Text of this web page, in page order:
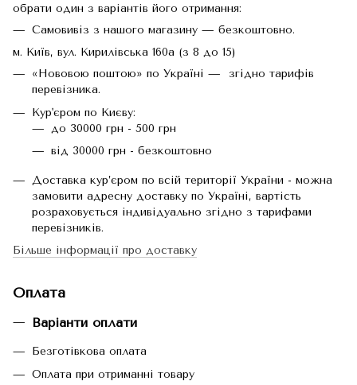
обрати один з варіантів його отримання:
Самовивіз з нашого магазину — безкоштовно.
м. Київ, вул. Кирилівська 160а (з 8 до 15)
«Нововою поштою» по Україні — згідно тарифів
перевізника.
Кур'єром по Києву:
до 30000 грн - 500 грн
від 30000 грн - безкоштовно
Доставка кур’єром по всій території України - можна
замовити адресну доставку по Україні, вартість
розраховується індивідуально згідно з тарифами
перевізників.
Більше інформації про доставку
Оплата
Варіанти оплати
Безготівкова оплата
Оплата при отриманні товару